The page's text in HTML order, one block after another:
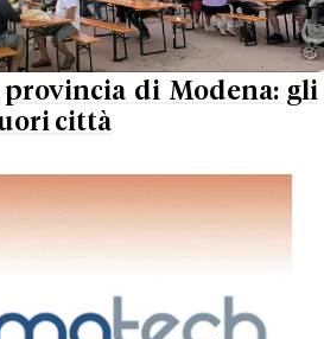
provincia di Modena: gli
città